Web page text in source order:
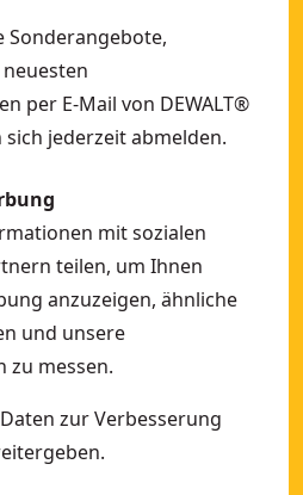
Sonderangebote,
per E-Mail von DEWALT®
jederzeit abmelden.
mit sozialen
teilen, um Ihnen
anzuzeigen, ähnliche
und unsere
zu messen.
zur Verbesserung